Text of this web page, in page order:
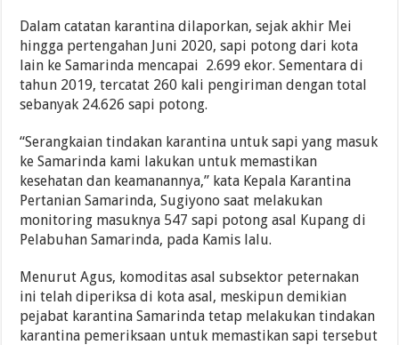
Dalam catatan karantina dilaporkan, sejak akhir Mei
hingga pertengahan Juni 2020, sapi potong dari kota
lain ke Samarinda mencapai 2.699 ekor. Sementara di
tahun 2019, tercatat 260 kali pengiriman dengan total
sebanyak 24.626 sapi potong.
“Serangkaian tindakan karantina untuk sapi yang masuk
ke Samarinda kami lakukan untuk memastikan
kesehatan dan keamanannya,” kata Kepala Karantina
Pertanian Samarinda, Sugiyono saat melakukan
monitoring masuknya 547 sapi potong asal Kupang di
Pelabuhan Samarinda, pada Kamis lalu.
Menurut Agus, komoditas asal subsektor peternakan
ini telah diperiksa di kota asal, meskipun demikian
pejabat karantina Samarinda tetap melakukan tindakan
karantina pemeriksaan untuk memastikan sapi tersebut